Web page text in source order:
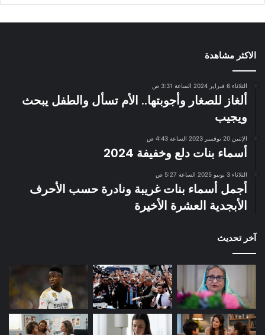
الاكثر مشاهدة
الثلاثاء 6 فبراير 2024 الساعة 3:31 ص
ألغاز للصغار وأجوبتها.. الأم تسأل والطفل يبحث
ويجيب
الإثنين 20 نوفمبر 2023 الساعة 4:43 ص
أسماء بنات دلع وخفيفة 2024
الثلاثاء 3 يونيو 2025 الساعة 5:27 ص
أجمل أسماء بنات غريبة ونادرة حسب الأحرف
الأبجدية العشرة الأخيرة
آخر تحديث